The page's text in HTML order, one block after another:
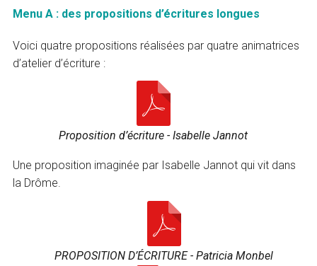
Menu A : des propositions d’écritures longues
Voici quatre propositions réalisées par quatre animatrices
d’atelier d’écriture :
Proposition d’écriture - Isabelle Jannot
Une proposition imaginée par Isabelle Jannot qui vit dans
la Drôme.
PROPOSITION D’ÉCRITURE - Patricia Monbel